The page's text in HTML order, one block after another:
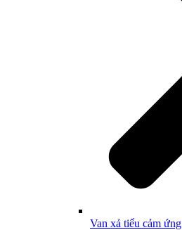
Van xả tiểu cảm ứng